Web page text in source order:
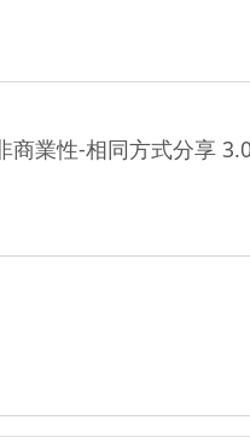
商業性-相同方式分享